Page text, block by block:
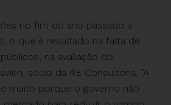
no fim do ano passado a
o que é resultado na falta de
na avaliação do
sócio da 4E Consultoria. “A
muito porque o governo não